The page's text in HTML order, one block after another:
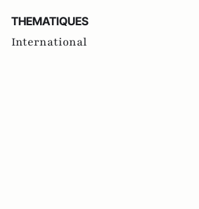
THEMATIQUES
International